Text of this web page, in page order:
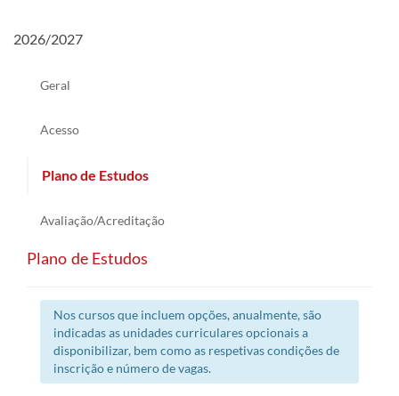
2026/2027
Geral
Acesso
Plano de Estudos
Avaliação/Acreditação
Plano de Estudos
Nos cursos que incluem opções, anualmente, são
indicadas as unidades curriculares opcionais a
disponibilizar, bem como as respetivas condições de
inscrição e número de vagas.